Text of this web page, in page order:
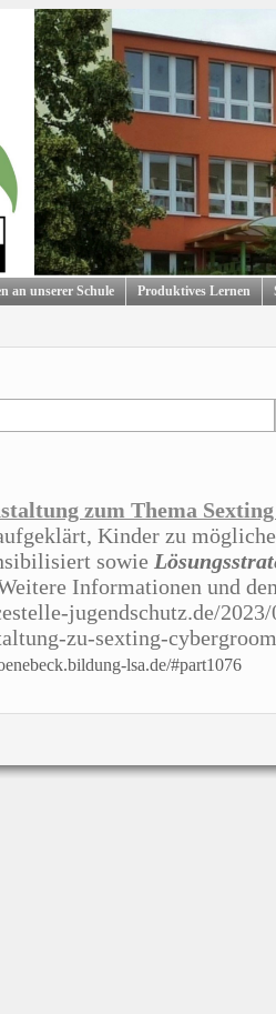
an unserer Schule Produktives Lernen
zum Thema
Kinder zu
sowie
Informationen und
jugendschutz.de/
zu-sexting-
lsa.de/#part1076